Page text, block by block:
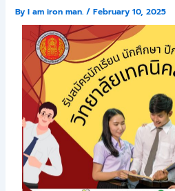
ByI am iron man./February 10, 2025